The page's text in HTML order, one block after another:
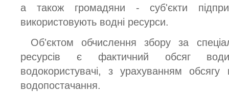
а також громадяни - суб'єкти
використовують водні ресурси.
Об'єктом обчислення збору за
ресурсів є фактичний обсяг
водокористувачі, з урахуванням
водопостачання.